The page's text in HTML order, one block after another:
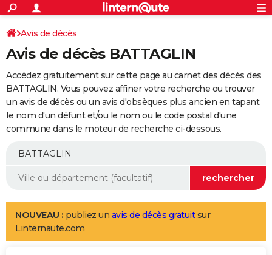
ACTUALITÉS
Politique
Société
Faits Divers
Education
Monde
Villes
+
SPORT
Coupe du monde 2026
Football
Tennis
Cyclisme
Rugby
Forum
Programme TV
TNT
Streaming
Cinéma
Sorties cinéma
Musique
+
FINANCE
Impôts
Immobilier
Risques naturels par ville
Banque
Assurance
Crédit
AUTO
Essais
Réserver un essai
Citadines
Berlines
SUV
Forum auto
+
Mobiles
Meilleur smartphone
Internet
Ordinateurs
Jeux vidéo
Guide high-tech
Aménagement intérieur
LIFESTYLE
Art de vivre
Bien-être
Loisirs
Mode
Modes de vie
Avis de décès
Avis de décès BATTAGLIN
Accédez gratuitement sur cette page au carnet des décès des
BATTAGLIN. Vous pouvez affiner votre recherche ou trouver
un avis de décès ou un avis d'obsèques plus ancien en tapant
le nom d'un défunt et/ou le nom ou le code postal d'une
commune dans le moteur de recherche ci-dessous.
NOUVEAU : publiez un avis de décès gratuitsur
Linternaute.com